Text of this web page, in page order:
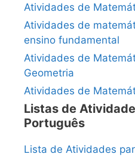
Atividades de
Atividades de
ensino fundamental
Atividades de
Geometria
Atividades de
Listas de
Português
Lista de Atividades